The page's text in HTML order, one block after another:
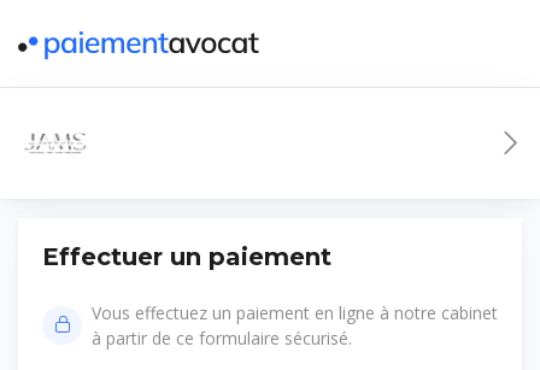
Effectuer un paiement
Vous effectuez un paiement en ligne à notre cabinet
à partir de ce formulaire sécurisé.